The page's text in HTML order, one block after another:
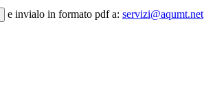
e invialo in formato pdf a: servizi@aqumt.net